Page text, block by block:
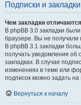
Подписки и закладки
Чем закладки
В phpBB 3.0 закладки
браузере. Вы не
В phpBB 3.1 закладки
получать уведомления об
закладках. В случае
изменениях в теме или
подписок можно задать на
Вернуться к началу